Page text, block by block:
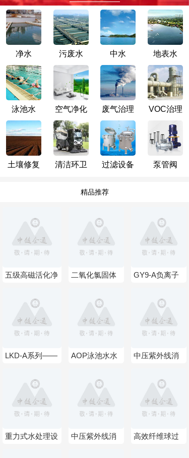
生活污水处理厂污泥采购
2026-04-18
烧结机脱硫脱硝系统低温催化剂
2026-03-20
污水提升泵及配套项目设备
2026-06-21
危废物资资源循环利用设备
2026-06-21
浆液循环泵
2026-06-21
轴流风机
2026-06-21
柱后延伸系统
2026-06-21
总磷总氮分析仪
2026-06-21
新能源环卫车
2026-06-21
净水 污废水 中水 地表水
泳池水 空气净化 废气治理 VOC治理
土壤修复 清洁环卫 过滤设备 泵管阀
精品推荐
五级高磁活化净
二氧化氯固体
GY9-A负离子
LKD-A系列——
化氯发生器
AOP泳池水水
中压紫外线消
重力式水处理设
中压紫外线消
高效纤维球过